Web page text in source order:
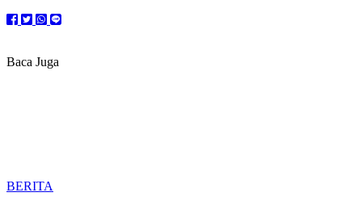
Baca Juga
BERITA